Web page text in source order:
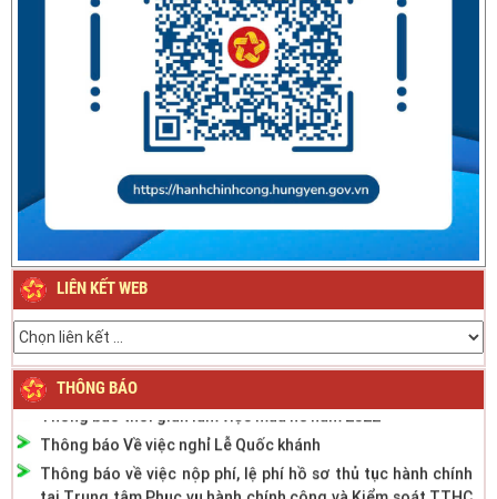
LIÊN KẾT WEB
THÔNG BÁO
Thông báo về việc nghỉ Tết Nguyên đán Bính Ngọ năm 2026
Thông báo về việc nghỉ Tết Nguyên đán Giáp Thìn năm
2024
Thông báo Lịch nghỉ Lễ Quốc khánh ngày 2/9/2023
Thông báo phân cấp công tác đăng ký phương tiện giao
thông cơ giới đường bộ
Thông báo thời gian làm việc mùa hè năm 2022
Thông báo Về việc nghỉ Lễ Quốc khánh
Thông báo về việc nộp phí, lệ phí hồ sơ thủ tục hành chính
tại Trung tâm Phục vụ hành chính công và Kiểm soát TTHC
tỉnh